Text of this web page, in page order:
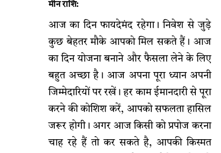
मीन राशि:
आज का दिन फायदेमंद रहेगा। निवेश से जुड़े
कुछ बेहतर मौके आपको मिल सकते हैं। आज
का दिन योजना बनाने और फैसला लेने के लिए
बहुत अच्छा है। आज अपना पूरा ध्यान अपनी
जिम्मेदारियों पर रखें। हर काम ईमानदारी से पूरा
करने की कोशिश करें, आपको सफलता हासिल
जरूर होगी। अगर आज किसी को प्रपोज करना
चाह रहे हैं तो कर सकते है, आपकी किस्मत